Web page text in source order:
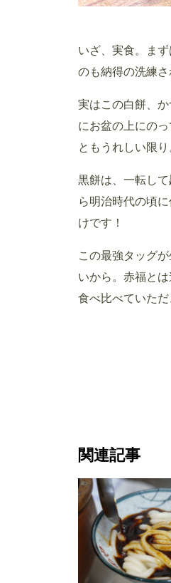
いざ、実食。まず
のも納得の洗練
実はこの白餅、
にお盆の上にの
ともうれしい限り
黒餅は、一転して
ら明治時代の頃
けです！
この最強タッグ
いから。赤福と
食べ比べていただ
関連記事